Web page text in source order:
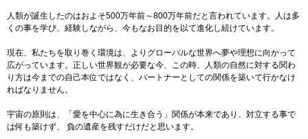
人類が誕生したのはおよそ500万年前～800万年前だと言われています。人は多
くの事を学び、経験しながら、今もなお目的を以て進化し続けています。
現在、私たちを取り巻く環境は、よりグローバルな世界へ夢や理想に向かって
広がっています。正しい世界観が必要な今、この時、人類の自然に対する関わ
り方は今までの自己本位ではなく、パートナーとしての関係を築いて行かなけ
ればなりません。
宇宙の原則は、「愛を中心に為に生き合う」関係が本来であり、対立する事で
は何も築けず、 負の遺産を残すだけだと思います。